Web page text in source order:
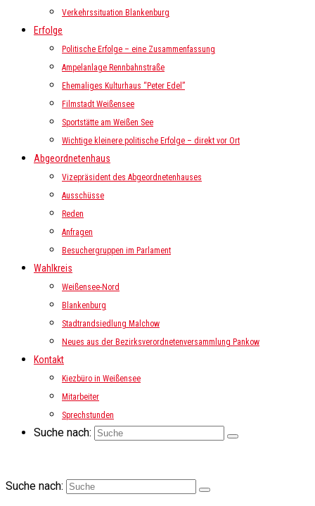
Verkehrssituation Blankenburg
Erfolge
Politische Erfolge – eine Zusammenfassung
Ampelanlage Rennbahnstraße
Ehemaliges Kulturhaus “Peter Edel”
Filmstadt Weißensee
Sportstätte am Weißen See
Wichtige kleinere politische Erfolge – direkt vor Ort
Abgeordnetenhaus
Vizepräsident des Abgeordnetenhauses
Ausschüsse
Reden
Anfragen
Besuchergruppen im Parlament
Wahlkreis
Weißensee-Nord
Blankenburg
Stadtrandsiedlung Malchow
Neues aus der Bezirksverordnetenversammlung Pankow
Kontakt
Kiezbüro in Weißensee
Mitarbeiter
Sprechstunden
Suche nach:
Suche nach: